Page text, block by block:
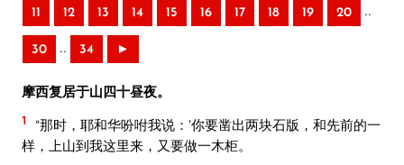
11 12 13 14 15 16 17 18 19 20 ..
30 .. 34 ►
摩西复居于山四十昼夜。
1
“那时，耶和华吩咐我说：‘你要凿出两块石版，和先前的一
样，上山到我这里来，又要做一木柜。